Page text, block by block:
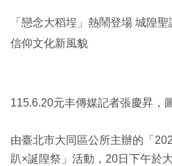
「戀念大稻埕」熱鬧登場 城隍
信仰文化新風貌
115.6.20元丰傳媒記者張慶昇，
由臺北市大同區公所主辦的「
趴×誕隍祭」活動，20日下午於